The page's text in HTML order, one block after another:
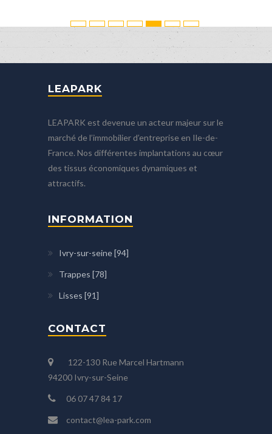
LEAPARK
LEAPARK est devenue un acteur majeur sur le
marché de l’immobilier d’entreprise en Ile-de-
France. Nos différentes implantations au cœur
des tissus économiques dynamiques et
attractifs.
INFORMATION
Ivry-sur-seine [94]
Trappes [78]
Lisses [91]
CONTACT
122-130 Rue Marcel Hartmann
94200 Ivry-sur-Seine
06 07 47 84 17
contact@lea-park.com